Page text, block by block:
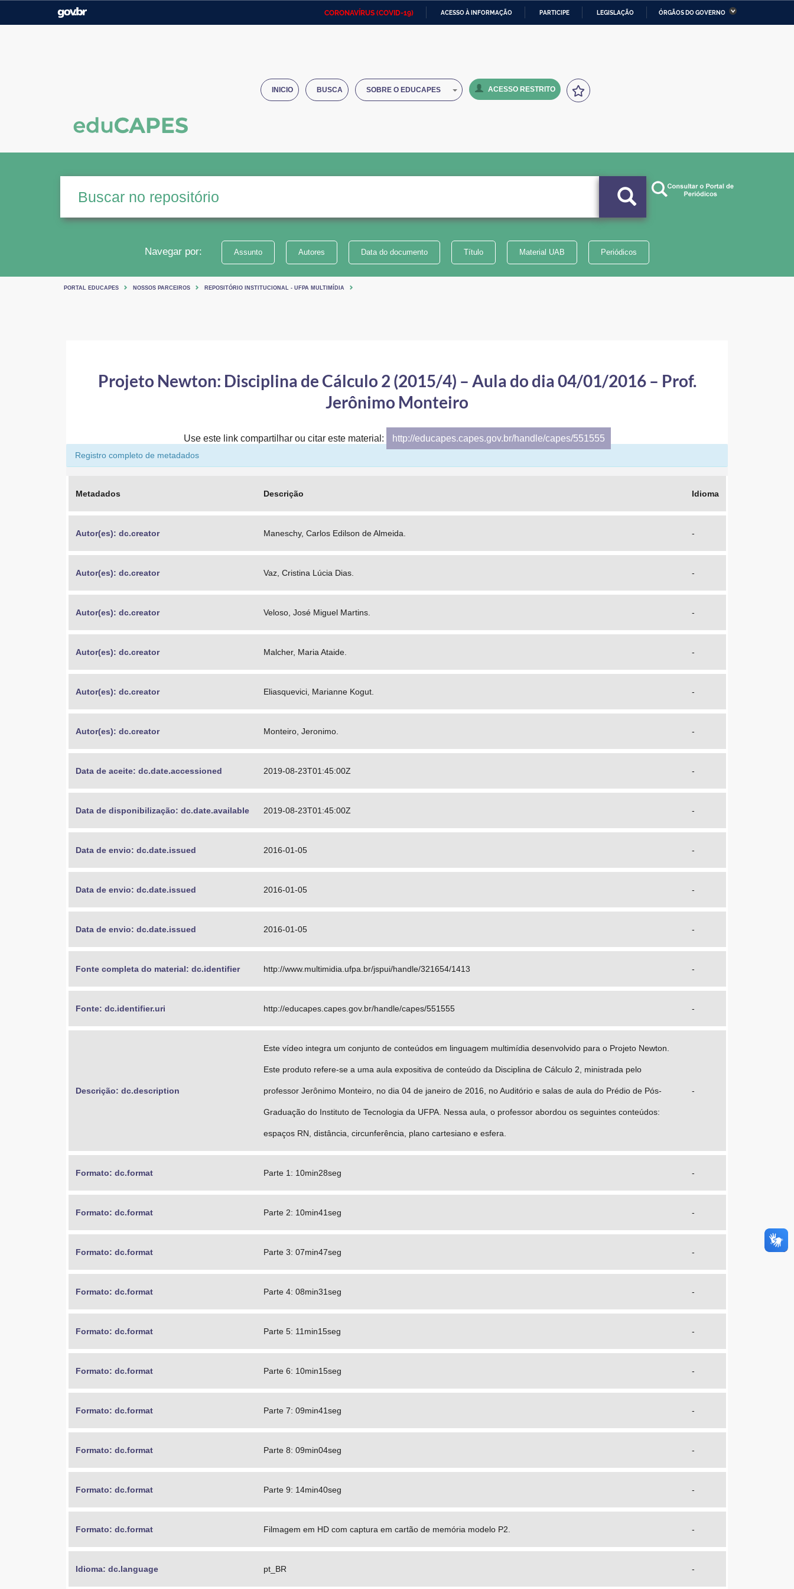
CORONAVÍRUS (COVID-19) ACESSO À INFORMAÇÃO PARTICIPE LEGISLAÇÃO ÓRGÃOS DO GOVERNO
Ministério das Relações
Ministério da Economia Ministério da Infraestrutura
Institucional
INICIO BUSCA SOBRE O EDUCAPES ACESSO RESTRITO
Navegar por: Assunto Autores Data do documento Título Material UAB Periódicos
PORTAL EDUCAPES NOSSOS PARCEIROS REPOSITÓRIO INSTITUCIONAL - UFPA MULTIMÍDIA
Projeto Newton: Disciplina de Cálculo 2 (2015/4) – Aula do dia 04/01/2016 – Prof.
Jerônimo Monteiro
Use este link compartilhar ou citar este material: http://educapes.capes.gov.br/handle/capes/551555
Registro completo de metadados
Metadados Descrição Idioma
Autor(es): dc.creator Maneschy, Carlos Edilson de Almeida. -
Autor(es): dc.creator Vaz, Cristina Lúcia Dias. -
Autor(es): dc.creator Veloso, José Miguel Martins. -
Autor(es): dc.creator Malcher, Maria Ataide. -
Autor(es): dc.creator Eliasquevici, Marianne Kogut. -
Autor(es): dc.creator Monteiro, Jeronimo. -
Data de aceite: dc.date.accessioned 2019-08-23T01:45:00Z -
Data de disponibilização: dc.date.available 2019-08-23T01:45:00Z -
Data de envio: dc.date.issued 2016-01-05 -
Data de envio: dc.date.issued 2016-01-05 -
Data de envio: dc.date.issued 2016-01-05 -
Fonte completa do material: dc.identifier http://www.multimidia.ufpa.br/jspui/handle/321654/1413 -
Fonte: dc.identifier.uri http://educapes.capes.gov.br/handle/capes/551555 -
Descrição: dc.description
Este vídeo integra um conjunto de conteúdos em linguagem multimídia desenvolvido para o Projeto Newton.
Este produto refere-se a uma aula expositiva de conteúdo da Disciplina de Cálculo 2, ministrada pelo
professor Jerônimo Monteiro, no dia 04 de janeiro de 2016, no Auditório e salas de aula do Prédio de Pós-
Graduação do Instituto de Tecnologia da UFPA. Nessa aula, o professor abordou os seguintes conteúdos:
espaços RN, distância, circunferência, plano cartesiano e esfera.
-
Formato: dc.format Parte 1: 10min28seg -
Formato: dc.format Parte 2: 10min41seg -
Formato: dc.format Parte 3: 07min47seg -
Formato: dc.format Parte 4: 08min31seg -
Formato: dc.format Parte 5: 11min15seg -
Formato: dc.format Parte 6: 10min15seg -
Formato: dc.format Parte 7: 09min41seg -
Formato: dc.format Parte 8: 09min04seg -
Formato: dc.format Parte 9: 14min40seg -
Formato: dc.format Filmagem em HD com captura em cartão de memória modelo P2. -
Idioma: dc.language pt_BR -